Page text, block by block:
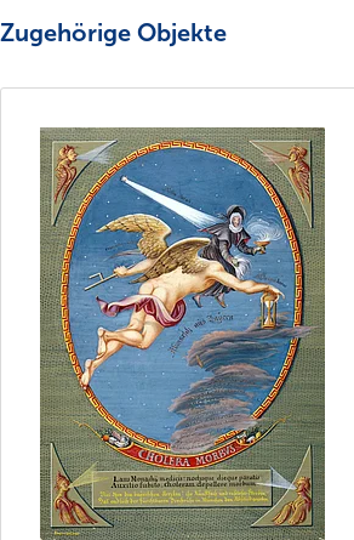
Zugehörige Objekte